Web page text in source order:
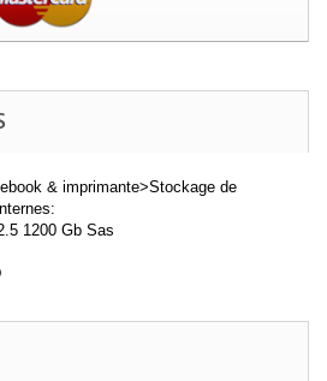
& imprimante>Stockage de
1200 Gb Sas